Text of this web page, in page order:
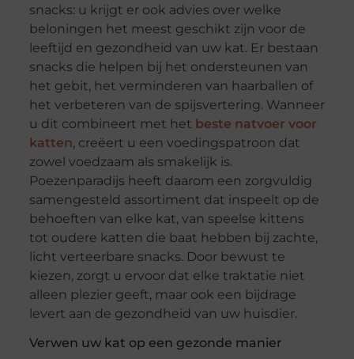
snacks: u krijgt er ook advies over welke
beloningen het meest geschikt zijn voor de
leeftijd en gezondheid van uw kat. Er bestaan
snacks die helpen bij het ondersteunen van
het gebit, het verminderen van haarballen of
het verbeteren van de spijsvertering. Wanneer
u dit combineert met het beste natvoer voor
katten, creëert u een voedingspatroon dat
zowel voedzaam als smakelijk is.
Poezenparadijs heeft daarom een zorgvuldig
samengesteld assortiment dat inspeelt op de
behoeften van elke kat, van speelse kittens
tot oudere katten die baat hebben bij zachte,
licht verteerbare snacks. Door bewust te
kiezen, zorgt u ervoor dat elke traktatie niet
alleen plezier geeft, maar ook een bijdrage
levert aan de gezondheid van uw huisdier.
Verwen uw kat op een gezonde manier